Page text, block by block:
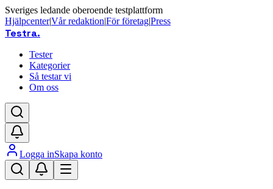
Sveriges ledande oberoende testplattform
Hjälpcenter|Vår redaktion|För företag|Press
Testra.
Tester
Kategorier
Så testar vi
Om oss
Logga inSkapa konto